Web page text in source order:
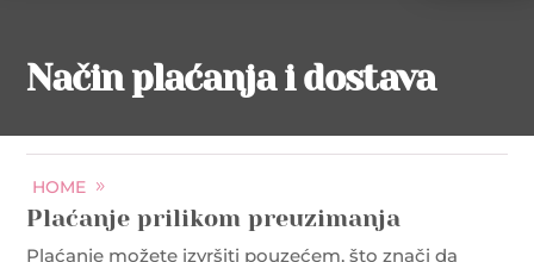
Način plaćanja i dostava
HOME
Plaćanje prilikom preuzimanja
Plaćanje možete izvršiti pouzećem, što znači da